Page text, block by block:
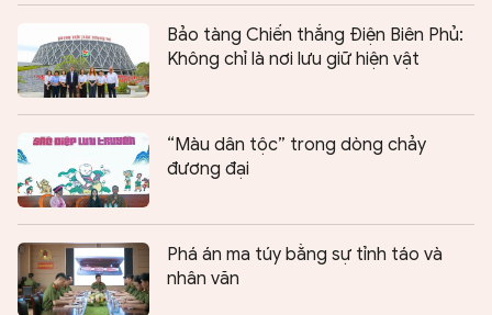
Bảo tàng Chiến thắng Điện Biên Phủ:
Không chỉ là nơi lưu giữ hiện vật
“Màu dân tộc” trong dòng chảy
đương đại
Phá án ma túy bằng sự tỉnh táo và
nhân văn